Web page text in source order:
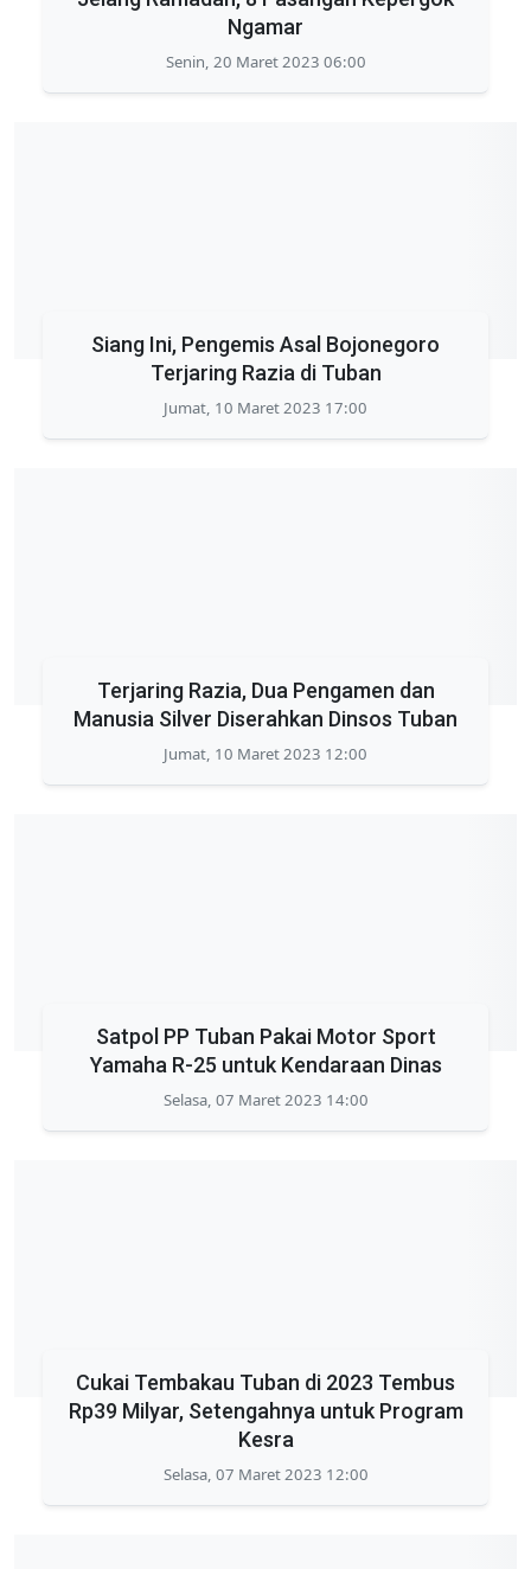
Ngamar
Senin, 20 Maret 2023 06:00
Siang Ini, Pengemis Asal Bojonegoro
Terjaring Razia di Tuban
Jumat, 10 Maret 2023 17:00
Terjaring Razia, Dua Pengamen dan
Manusia Silver Diserahkan Dinsos Tuban
Jumat, 10 Maret 2023 12:00
Satpol PP Tuban Pakai Motor Sport
Yamaha R-25 untuk Kendaraan Dinas
Selasa, 07 Maret 2023 14:00
Cukai Tembakau Tuban di 2023 Tembus
Rp39 Milyar, Setengahnya untuk Program
Kesra
Selasa, 07 Maret 2023 12:00